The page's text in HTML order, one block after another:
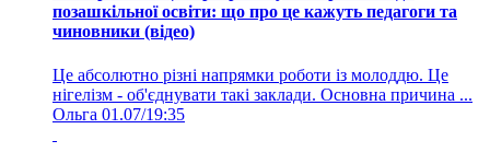
позашкільної освіти: що про це кажуть педагоги та
чиновники (відео)
Це абсолютно різні напрямки роботи із молоддю. Це
нігелізм - об'єднувати такі заклади. Основна причина ...
Ольга 01.07/19:35